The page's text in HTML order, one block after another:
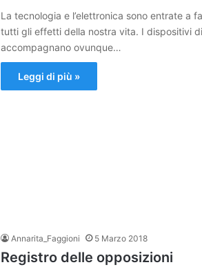
La tecnologia e l’elettronica sono entrate a
tutti gli effetti della nostra vita. I dispositivi
accompagnano ovunque…
Leggi di più »
Annarita_Faggioni 5 Marzo 2018
Registro delle opposizioni